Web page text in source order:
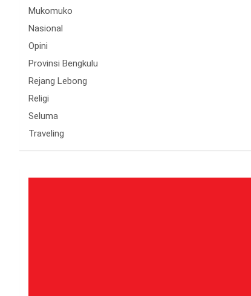
Mukomuko
Nasional
Opini
Provinsi Bengkulu
Rejang Lebong
Religi
Seluma
Traveling